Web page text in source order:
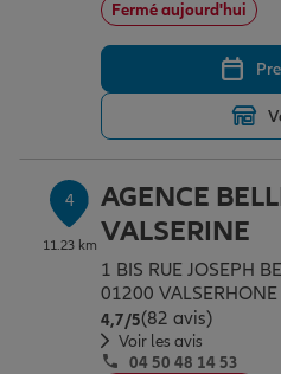
Tous nos devis d'assurance
Fermé aujourd'hui
4
11.23 km
AGENCE
VALSERINE
1 BIS RUE JOSEPH
01200 VALSERHONE
4,7/5Note de 4.7 sur 5
(82 avis)
Voir les avis
04 50 48 14 53